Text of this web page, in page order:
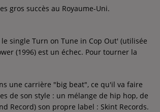
gros succès au Royaume-Uni.
single Turn on Tune in Cop Out' (utilisée
(1996) est un échec. Pour tourner la
une carrière "big beat", ce qu'il va faire
de son style : un mélange de hip hop, de
Record) son propre label : Skint Records.